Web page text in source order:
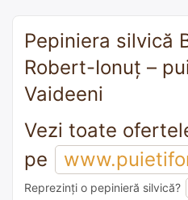
Pepiniera silvică
Robert-Ionuț –
Vaideeni
Vezi toate
pe
Reprezinți o pepinieră silvică?